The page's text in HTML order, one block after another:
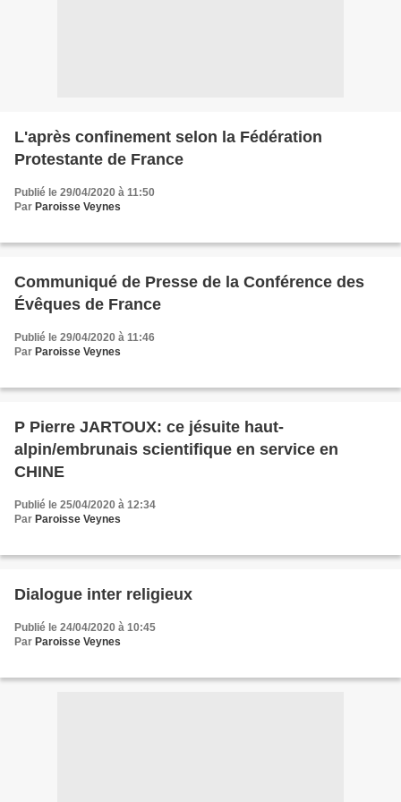
L'après confinement selon la Fédération
Protestante de France
Publié le 29/04/2020 à 11:50
Par Paroisse Veynes
Communiqué de Presse de la Conférence des
Évêques de France
Publié le 29/04/2020 à 11:46
Par Paroisse Veynes
P Pierre JARTOUX: ce jésuite haut-
alpin/embrunais scientifique en service en
CHINE
Publié le 25/04/2020 à 12:34
Par Paroisse Veynes
Dialogue inter religieux
Publié le 24/04/2020 à 10:45
Par Paroisse Veynes